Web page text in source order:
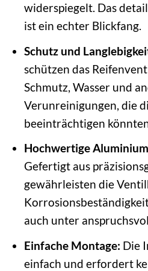
widerspiegelt. Das
ist ein echter Blickfang.
Schutz und
schützen das
Schmutz, Wasser und
Verunreinigungen, die
beeinträchtigen
Hochwertige
Gefertigt aus
gewährleisten die
auch unter
Einfache Montage: Die
einfach und erfordert